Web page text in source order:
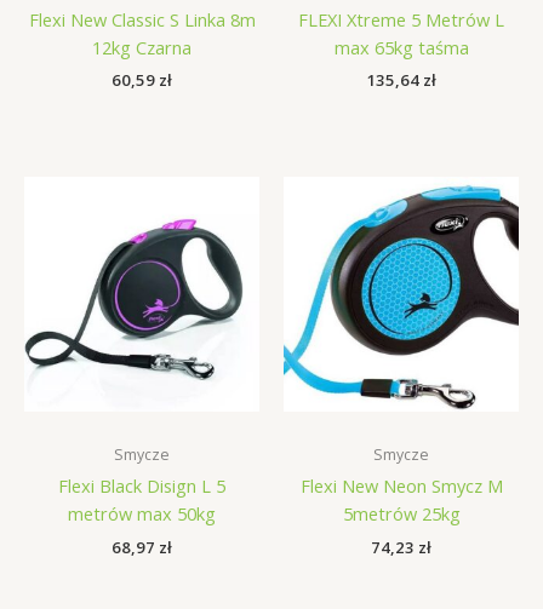
Flexi New Classic S Linka 8m
12kg Czarna
60,59 zł
FLEXI Xtreme 5 Metrów L
max 65kg taśma
135,64 zł
Smycze
Flexi Black Disign L 5
metrów max 50kg
68,97 zł
Smycze
Flexi New Neon Smycz M
5metrów 25kg
74,23 zł